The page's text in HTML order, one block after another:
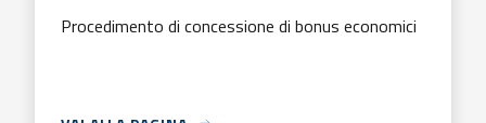
Procedimento di concessione di bonus economici